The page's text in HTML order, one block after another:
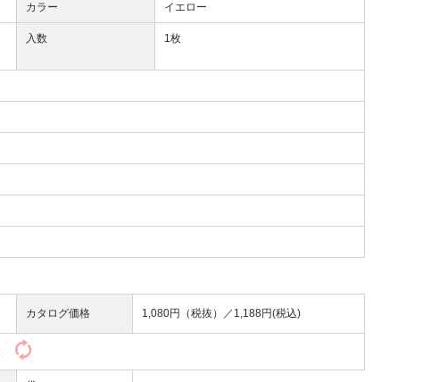
カラー イエロー
入数 1枚
カタログ価格 1,080円（税抜）／ 1,188円(税込)